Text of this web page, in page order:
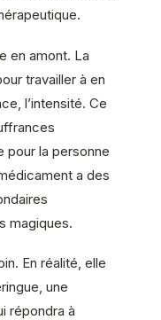
en amont. La
travailler à en
l’intensité. Ce
pour la personne
a des
magiques.
En réalité, elle
une
répondra à